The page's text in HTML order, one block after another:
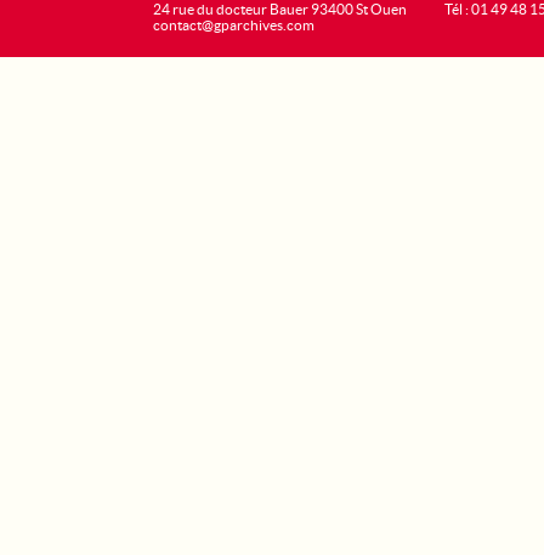
24 rue du docteur Bauer 93400 St Ouen
contact@gparchives.com
Tél : 01 49 48